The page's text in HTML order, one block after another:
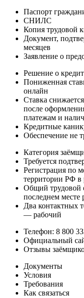
Паспорт
СНИЛС
Копия трудовой
Документ,
месяцев
Заявление о
Решение о
Пониженная
онлайн
Ставка
после
платежам и
Кредитные
Обеспечение не
Категория
Требуется
Регистрация по
территории РФ в
Общий трудовой
последнем
Два контактных
— рабочий
Телефон: 8 800
Официальный
Отзывы
Документы
Условия
Требования
Как связаться